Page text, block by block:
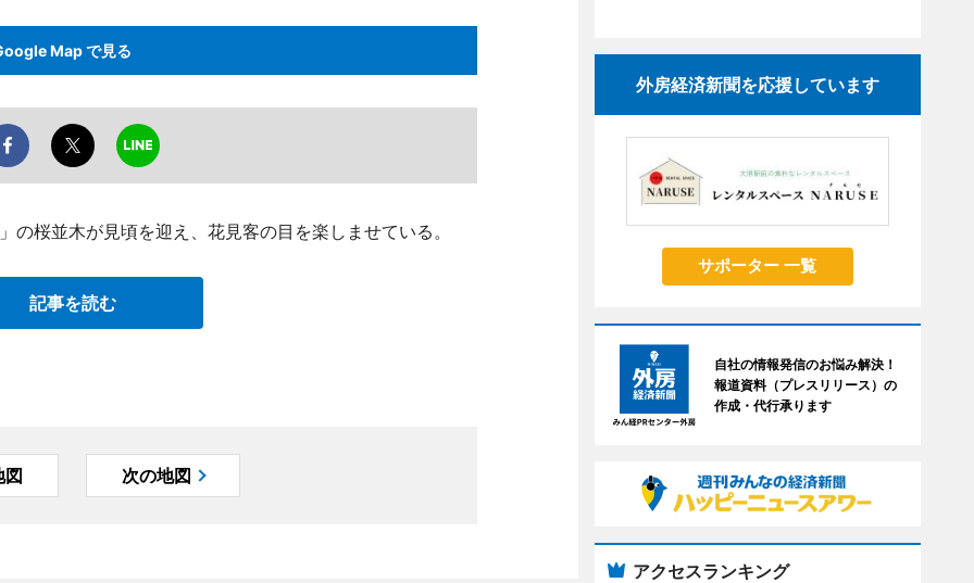
Map で見る
桜並木が見頃を迎え、花見客の目を楽しませている。
記事を読む
図 次の地図
外房経済新聞を応援しています
サポーター 一覧
自社の情報発信のお悩み解決！
報道資料（プレスリリース）の
作成・代行承ります
アクセスランキング